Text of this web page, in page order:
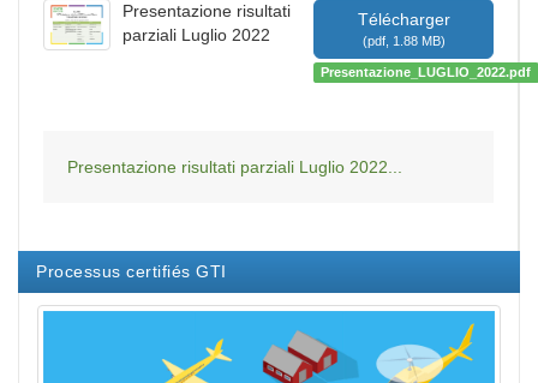
Télécharger
(pdf, 1.88 MB)
Presentazione_LUGLIO_2022.pdf
Presentazione risultati
parziali Luglio 2022
Presentazione risultati parziali Luglio 2022...
Processus certifiés GTI